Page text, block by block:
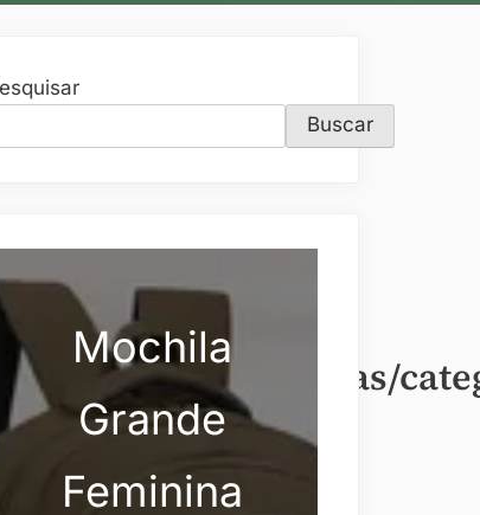
roupas/
Buscar
Mochila
Grande
Feminina